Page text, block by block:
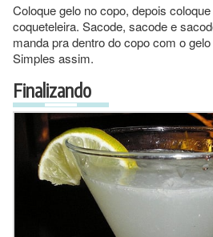
Coloque gelo no copo, depois
coqueteleira. Sacode, sacode e
manda pra dentro do copo com o
Simples assim.
Finalizando